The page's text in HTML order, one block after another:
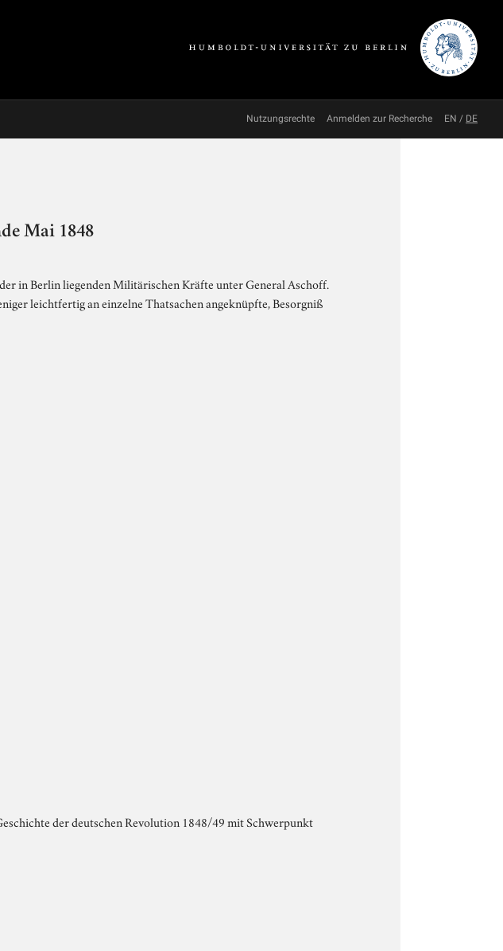
Nutzungsrechte Anmelden zur Recherche EN / DE
Mai 1848
in Berlin liegenden Militärischen Kräfte unter General Aschoff.
leichtfertig an einzelne Thatsachen angeknüpfte, Besorgniß
der deutschen Revolution 1848/49 mit Schwerpunkt